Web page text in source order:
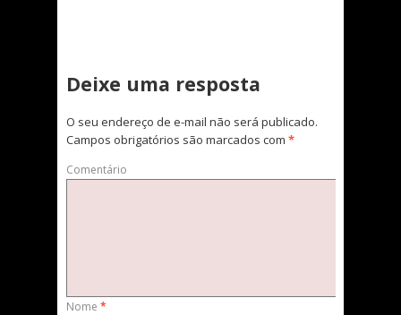
Deixe uma resposta
O seu endereço de e-mail não será publicado.
Campos obrigatórios são marcados com *
Comentário
Nome *